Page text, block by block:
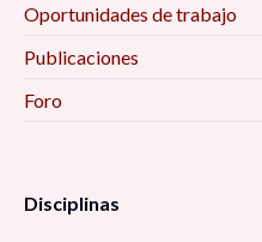
Oportunidades de trabajo
Publicaciones
Foro
Disciplinas